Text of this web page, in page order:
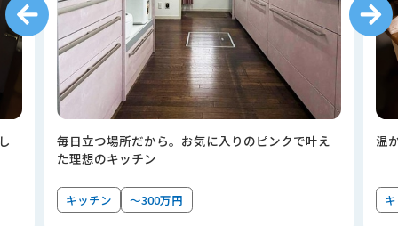
毎日立つ場所だから。お気に入りのピンクで叶え
た理想のキッチン
キッチン ～300万円
温